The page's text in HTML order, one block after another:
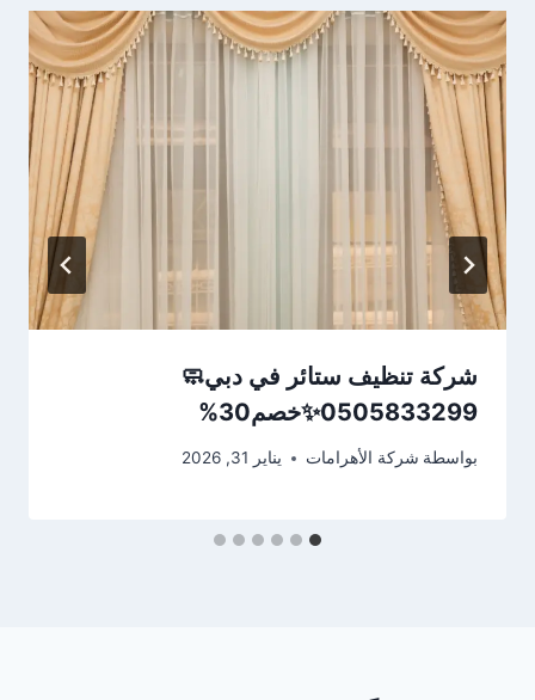
شركة تنظيف ستائر في دبي🧼
0505833299✨خصم30%
بواسطة شركة الأهرامات يناير 31, 2026